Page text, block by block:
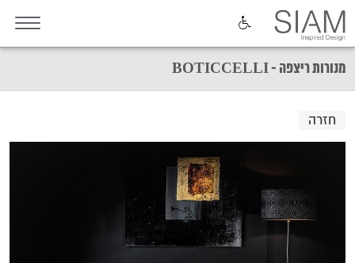
מנורות ריצפה - BOTICCELLI
חזרה